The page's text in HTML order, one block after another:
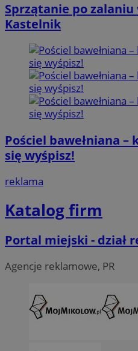
Sprzątanie po zalaniu
Kastelnik
Pościel bawełniana
się wyśpisz!
reklama
Katalog firm
Portal miejski - dział
Agencje reklamowe, PR